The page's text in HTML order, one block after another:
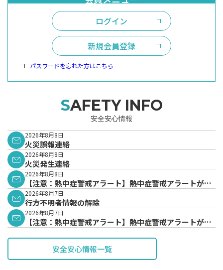
ログイン
新規会員登録
パスワードを忘れた方はこちら
SAFETY INFO
安全安心情報
2026年8月8日
火災誤報連絡
2026年8月8日
火災発生連絡
2026年8月8日
【注意：熱中症警戒アラート】熱中症警戒アラートが発
表されています。
2026年8月7日
行方不明者情報の解除
2026年8月7日
【注意：熱中症警戒アラート】熱中症警戒アラートが発
安全安心情報一覧